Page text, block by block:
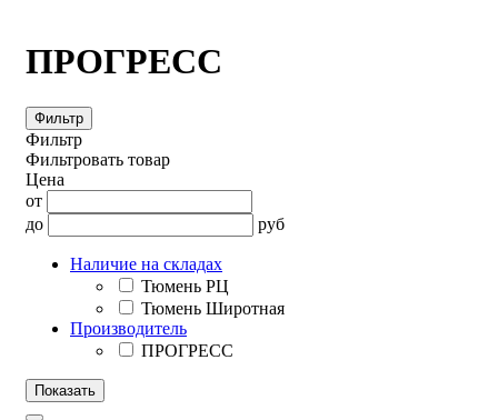
ПРОГРЕСС
Фильтр
Фильтр
Фильтровать товар
Цена
от
до
руб
Наличие на складах
Тюмень РЦ
Тюмень Широтная
Производитель
ПРОГРЕСС